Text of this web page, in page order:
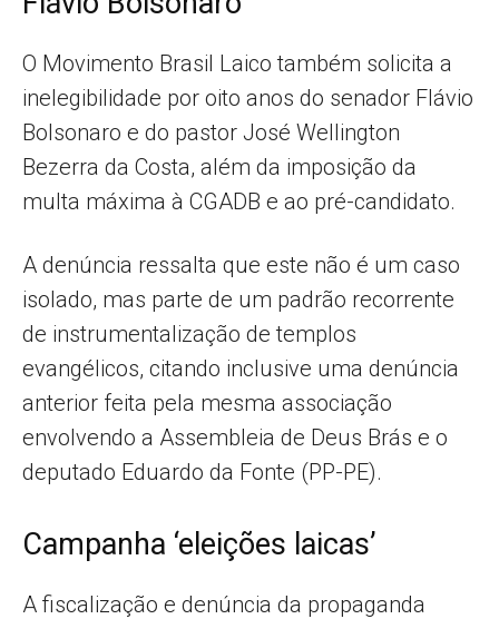
O Movimento Brasil Laico também solicita a
inelegibilidade por oito anos do senador Flávio
Bolsonaro e do pastor José Wellington
Bezerra da Costa, além da imposição da
multa máxima à CGADB e ao pré-candidato.
A denúncia ressalta que este não é um caso
isolado, mas parte de um padrão recorrente
de instrumentalização de templos
evangélicos, citando inclusive uma denúncia
anterior feita pela mesma associação
envolvendo a Assembleia de Deus Brás e o
deputado Eduardo da Fonte (PP-PE).
Campanha ‘eleições laicas’
A fiscalização e denúncia da propaganda